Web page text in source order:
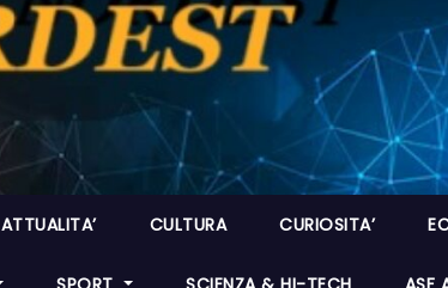
ATTUALITA’ CULTURA CURIOSITA’